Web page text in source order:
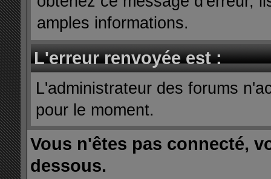
amples informations.
L'erreur renvoyée est :
L'administrateur des forums
pour le moment.
Vous n'êtes pas connecté,
dessous.